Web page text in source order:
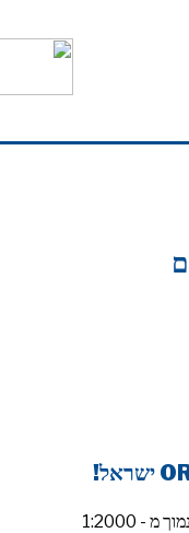
הי מחלה נדירה? מחלה ששיעור החולים בה נמוך מ - 1:2000